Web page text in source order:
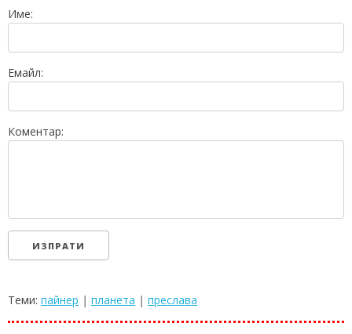
Име:
Емайл:
Коментар:
Теми: пайнер | планета | преслава